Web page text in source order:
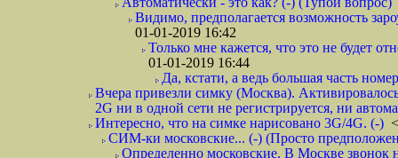
Видимо, предполагается возможность
01-01-2019 16:42
Только мне кажется, что это не будет
01-01-2019 16:44
Да, кстати, а ведь большая часть
Вчера привезли симку (Москва).
2G ни в одной сети не регистрируется, ни
Интересно, что на симке нарисовано 3G/4G. (-)
СИМ-ки московские... (-) (Просто
Определенно московские. В Москве звонок